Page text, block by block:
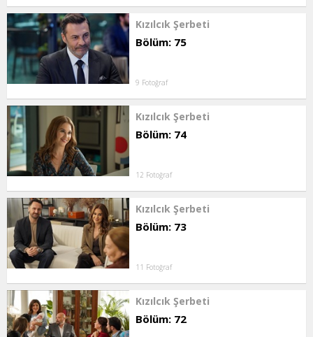
Kızılcık Şerbeti
Bölüm: 75
9 Fotoğraf
Kızılcık Şerbeti
Bölüm: 74
12 Fotoğraf
Kızılcık Şerbeti
Bölüm: 73
11 Fotoğraf
Kızılcık Şerbeti
Bölüm: 72